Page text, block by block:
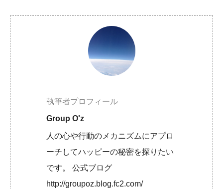
執筆者プロフィール
Group O'z
人の心や行動のメカニズムにアプロ
ーチしてハッピーの秘密を探りたい
です。 公式ブログ
http://groupoz.blog.fc2.com/